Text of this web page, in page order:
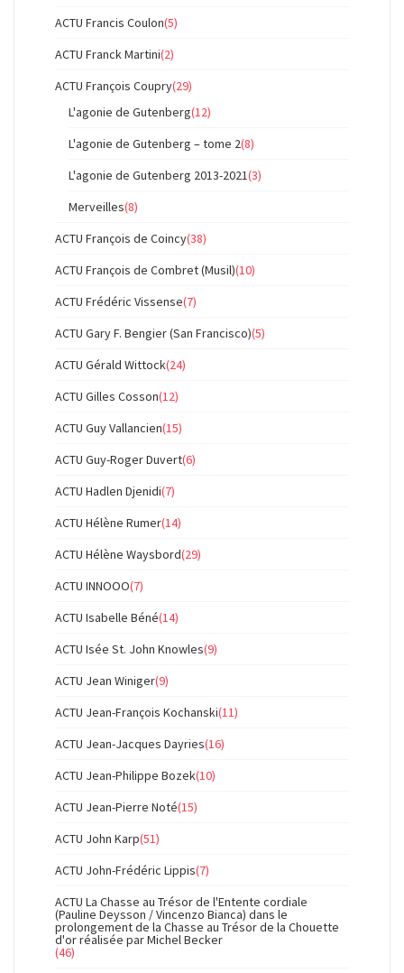
ACTU Francis Coulon(5)
ACTU Franck Martini(2)
ACTU François Coupry(29)
L'agonie de Gutenberg(12)
L'agonie de Gutenberg – tome 2(8)
L'agonie de Gutenberg 2013-2021(3)
Merveilles(8)
ACTU François de Coincy(38)
ACTU François de Combret (Musil)(10)
ACTU Frédéric Vissense(7)
ACTU Gary F. Bengier (San Francisco)(5)
ACTU Gérald Wittock(24)
ACTU Gilles Cosson(12)
ACTU Guy Vallancien(15)
ACTU Guy-Roger Duvert(6)
ACTU Hadlen Djenidi(7)
ACTU Hélène Rumer(14)
ACTU Hélène Waysbord(29)
ACTU INNOOO(7)
ACTU Isabelle Béné(14)
ACTU Isée St. John Knowles(9)
ACTU Jean Winiger(9)
ACTU Jean-François Kochanski(11)
ACTU Jean-Jacques Dayries(16)
ACTU Jean-Philippe Bozek(10)
ACTU Jean-Pierre Noté(15)
ACTU John Karp(51)
ACTU John-Frédéric Lippis(7)
ACTU La Chasse au Trésor de l'Entente cordiale
(Pauline Deysson / Vincenzo Bianca) dans le
prolongement de la Chasse au Trésor de la Chouette
d'or réalisée par Michel Becker
(46)